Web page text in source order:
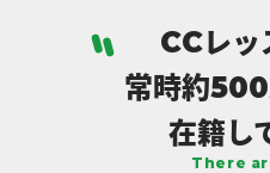
CCレ
常時約500
在籍し
There